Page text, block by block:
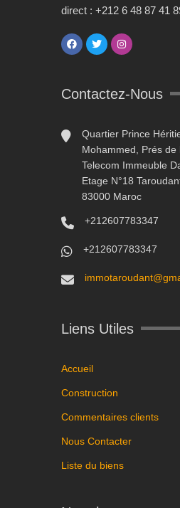
direct : +212 6 48 87 41
Contactez-Nous
Quartier Prince
Mohammed, Prés
Telecom Immeuble
Etage N°18
83000 Maroc
+212607783347
+212607783347
Liens Utiles
Accueil
Construction
Commentaires clients
Nous Contacter
Liste du biens